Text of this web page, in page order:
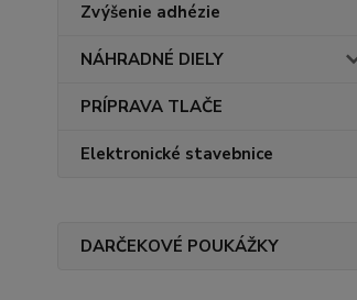
Zvýšenie adhézie
NÁHRADNÉ DIELY
PRÍPRAVA TLAČE
Elektronické stavebnice
DARČEKOVÉ POUKÁŽKY